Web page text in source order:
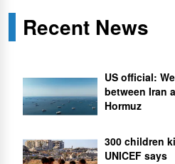
Recent News
US official:
between Iran
Hormuz
300 children
UNICEF says